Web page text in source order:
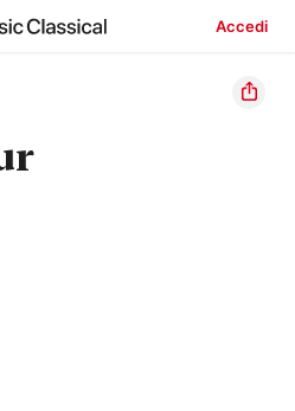
Accedi